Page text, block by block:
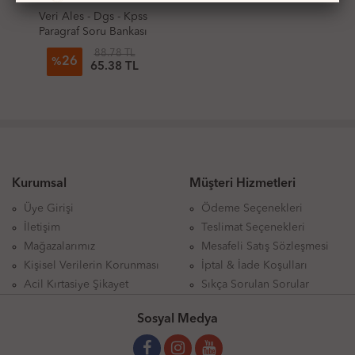
Veri Ales - Dgs - Kpss
Paragraf Soru Bankası
%26
88.78 TL
65.38 TL
Kurumsal
Üye Girişi
İletişim
Mağazalarımız
Kişisel Verilerin Korunması
Acil Kırtasiye Şikayet
Müşteri Hizmetleri
Ödeme Seçenekleri
Teslimat Seçenekleri
Mesafeli Satış Sözleşmesi
İptal & İade Koşulları
Sıkça Sorulan Sorular
Sosyal Medya